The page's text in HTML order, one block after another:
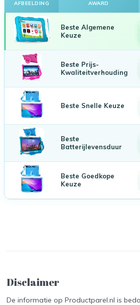
AFBEELDING AWARD
Beste Algemene
Keuze
Beste Prijs-
Kwaliteitverhouding
Beste Snelle Keuze
Beste
Batterijlevensduur
Beste Goedkope
Keuze
Disclaimer
De informatie op Productparel.nl is